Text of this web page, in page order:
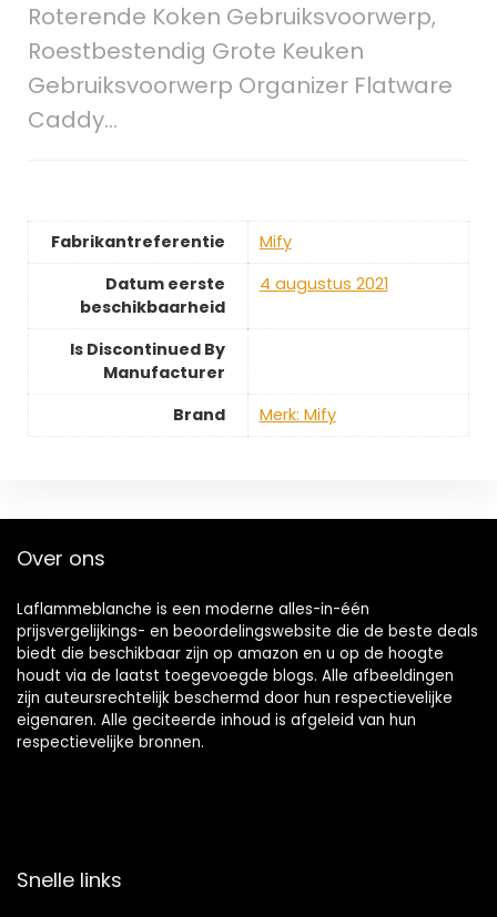
Roterende Koken Gebruiksvoorwerp,
Roestbestendig Grote Keuken
Gebruiksvoorwerp Organizer Flatware
Caddy…
Fabrikantreferentie
Mify
Datum eerste
beschikbaarheid
4 augustus 2021
Is Discontinued By
Manufacturer
Brand
Merk: Mify
Over ons
Laflammeblanche is een moderne alles-in-één
prijsvergelijkings- en beoordelingswebsite die de beste deals
biedt die beschikbaar zijn op amazon en u op de hoogte
houdt via de laatst toegevoegde blogs. Alle afbeeldingen
zijn auteursrechtelijk beschermd door hun respectievelijke
eigenaren. Alle geciteerde inhoud is afgeleid van hun
respectievelijke bronnen.
Snelle links